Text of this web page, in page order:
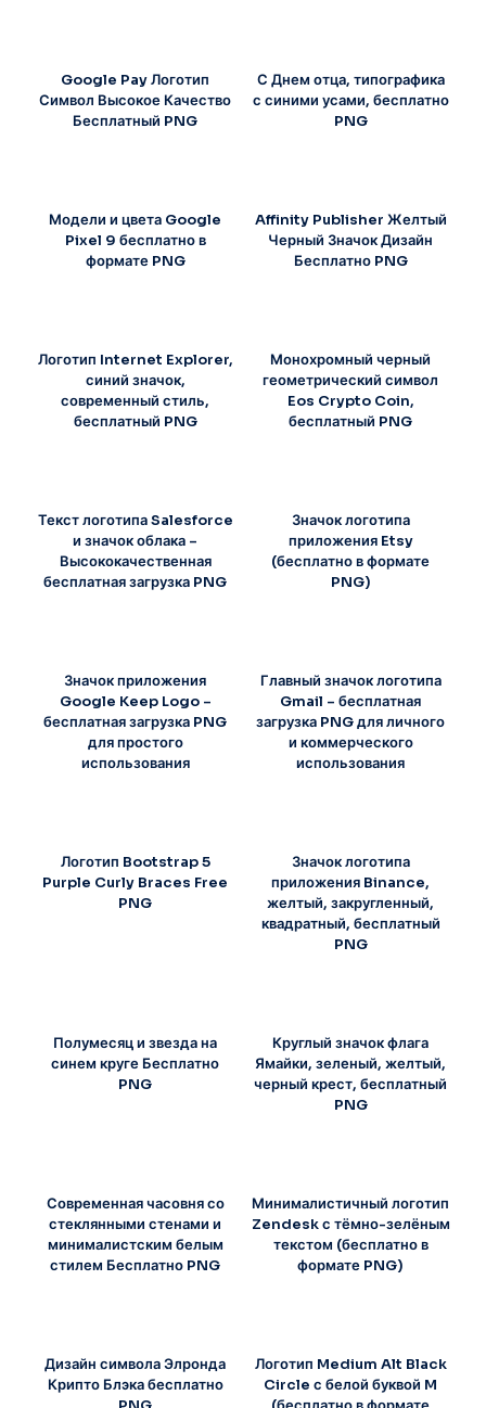
Google Pay Логотип
Символ Высокое Качество
Бесплатный PNG
С Днем отца, типографика
с синими усами, бесплатно
PNG
Модели и цвета Google
Pixel 9 бесплатно в
формате PNG
Affinity Publisher Желтый
Черный Значок Дизайн
Бесплатно PNG
Логотип Internet Explorer,
синий значок,
современный стиль,
бесплатный PNG
Монохромный черный
геометрический символ
Eos Crypto Coin,
бесплатный PNG
Текст логотипа Salesforce
и значок облака –
Высококачественная
бесплатная загрузка PNG
Значок логотипа
приложения Etsy
(бесплатно в формате
PNG)
Значок приложения
Google Keep Logo –
бесплатная загрузка PNG
для простого
использования
Главный значок логотипа
Gmail – бесплатная
загрузка PNG для личного
и коммерческого
использования
Логотип Bootstrap 5
Purple Curly Braces Free
PNG
Значок логотипа
приложения Binance,
желтый, закругленный,
квадратный, бесплатный
PNG
Полумесяц и звезда на
синем круге Бесплатно
PNG
Круглый значок флага
Ямайки, зеленый, желтый,
черный крест, бесплатный
PNG
Современная часовня со
стеклянными стенами и
минималистским белым
стилем Бесплатно PNG
Минималистичный логотип
Zendesk с тёмно-зелёным
текстом (бесплатно в
формате PNG)
Дизайн символа Элронда
Крипто Блэка бесплатно
Логотип Medium Alt Black
Circle с белой буквой M